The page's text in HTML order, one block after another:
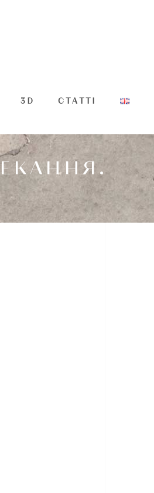
3D СТАТТІ